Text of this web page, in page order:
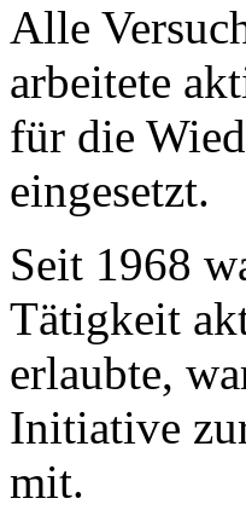
Alle
arbeitete
für die
eingesetzt.
Seit 1968
Tätigkeit
erlaubte,
Initiative
mit.